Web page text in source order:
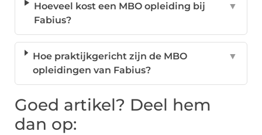
Hoeveel kost een MBO opleiding bij
Fabius?
▼
Hoe praktijkgericht zijn de MBO
opleidingen van Fabius?
▼
Goed artikel? Deel hem
dan op: